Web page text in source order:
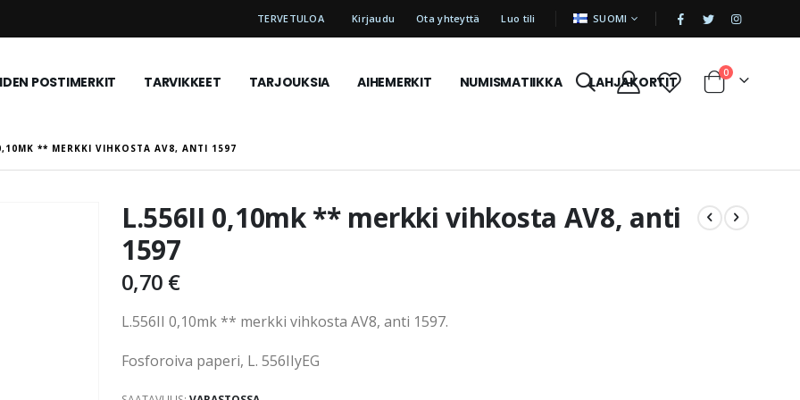
TERVETULOA Kirjaudu Ota yhteyttä Luo tili KIELI SUOMI |
POSTIMERKIT TARVIKKEET TARJOUKSIA AIHEMERKIT NUMISMATIIKKA LAHJAKORTIT Cart
0tuotetta
** MERKKI VIHKOSTA AV8, ANTI 1597
L.556II 0,10mk ** merkki vihkosta AV8, anti
1597
0,70 €
L.556II 0,10mk ** merkki vihkosta AV8, anti 1597.
Fosforoiva paperi, L. 556IIyEG